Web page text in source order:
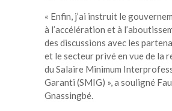
« Enfin, j’ai instruit le
à l’accélération et à
des discussions avec les
et le secteur privé en vue de la
du Salaire Minimum
Garanti (SMIG) », a souligné
Gnassingbé.